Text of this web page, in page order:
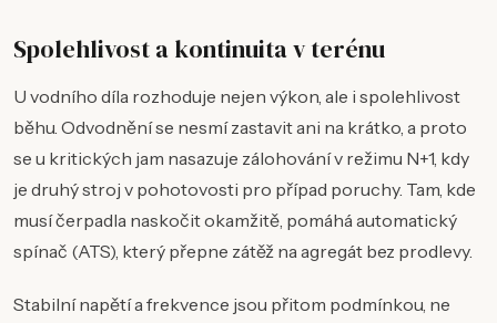
Spolehlivost a kontinuita v terénu
U vodního díla rozhoduje nejen výkon, ale i spolehlivost
běhu. Odvodnění se nesmí zastavit ani na krátko, a proto
se u kritických jam nasazuje zálohování v režimu N+1, kdy
je druhý stroj v pohotovosti pro případ poruchy. Tam, kde
musí čerpadla naskočit okamžitě, pomáhá automatický
spínač (ATS), který přepne zátěž na agregát bez prodlevy.
Stabilní napětí a frekvence jsou přitom podmínkou, ne